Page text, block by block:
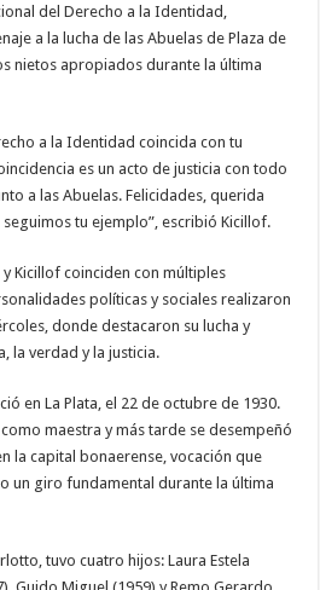
del Derecho a la Identidad,
a la lucha de las Abuelas de Plaza de
nietos apropiados durante la última
a la Identidad coincida con tu
es un acto de justicia con todo
a las Abuelas. Felicidades, querida
tu ejemplo”, escribió Kicillof.
Kicillof coinciden con múltiples
políticas y sociales realizaron
donde destacaron su lucha y
la verdad y la justicia.
en La Plata, el 22 de octubre de 1930.
maestra y más tarde se desempeñó
la capital bonaerense, vocación que
un giro fundamental durante la última
tuvo cuatro hijos: Laura Estela